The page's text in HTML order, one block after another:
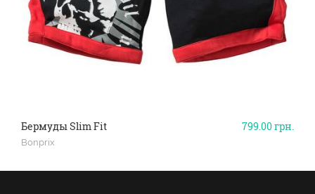
799.00грн.
Бермуды Slim Fit
Bonprix